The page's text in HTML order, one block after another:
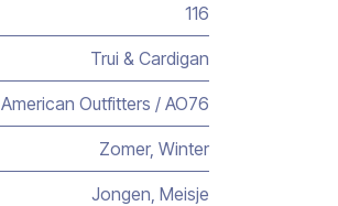
116
Trui & Cardigan
American Outfitters / AO76
Zomer, Winter
Jongen, Meisje